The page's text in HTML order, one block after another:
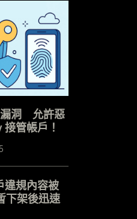
洞 允許惡
管帳戶！
違規內容被
下架後迅速